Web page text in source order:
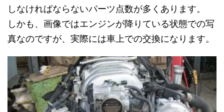
しなければならないパーツ点数が多くあります。
しかも、画像ではエンジンが降りている状態での写
真なのですが、実際には車上での交換になります。